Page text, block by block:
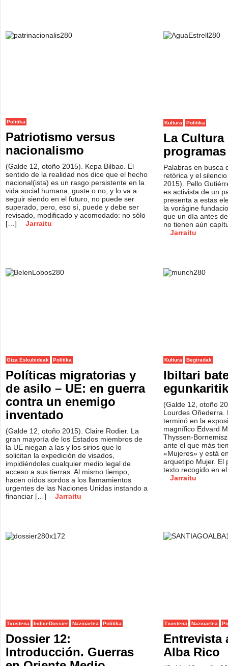
Politika
Patriotismo versus
nacionalismo
(Galde 12, otoño 2015). Kepa Bilbao. El
sentido de la realidad nos dice que el hecho
nacional(ista) es un rasgo persistente en la
vida social humana, guste o no, y lo va a
seguir siendo en el futuro, no puede ser
superado, pero, eso sí, puede y debe ser
revisado, modificado y acomodado: no sólo
[…]
Jarraitu
Kultura Politika
La Cultura
Palabras en busca
retórica y el
2015). Pello
es activista de un
presenta a estas
la vorágine
que un día antes
no tienen aún
Jarraitu
Giza Eskubideak Politika
Políticas migratorias y
de asilo – UE: en guerra
contra un enemigo
inventado
(Galde 12, otoño 2015). Claire Rodier. La
gran mayoría de los Estados miembros de
la UE niegan a las y los sirios que lo
solicitan la expedición de visados,
impidiéndoles cualquier medio legal de
acceso a sus tierras. Al mismo tiempo,
hacen oídos sordos a los llamamientos
urgentes de las Naciones Unidas instando a
financiar […]
Jarraitu
Kultura Begiradak
Ibiltari
(Galde 12, otoño
Lourdes Oñederra.
terminó en la
magnífico Edvard
Thyssen-
ante el que más
«Mujeres» y está
arquetipo Mujer. El
texto recogido en
Jarraitu
Txostena IndiceDossier Nazioartea Politika
Dossier 12:
Introducción. Guerras
Txostena Nazioartea
Entrevista
Alba Rico